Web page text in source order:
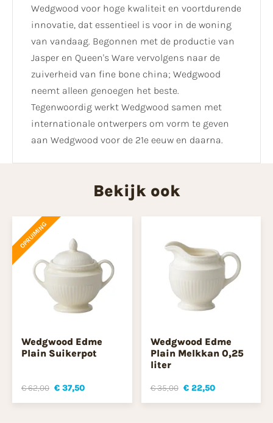
Wedgwood voor hoge kwaliteit en voortdurende
innovatie, dat essentieel is voor in de woning
van vandaag. Begonnen met de productie van
Jasper en Queen's Ware vervolgens naar de
zuiverheid van fine bone china; Wedgwood
neemt alleen genoegen het beste.
Tegenwoordig werkt Wedgwood samen met
internationale ontwerpers om vorm te geven
aan Wedgwood voor de 21e eeuw en daarna.
Bekijk ook
OPRUIMING
Wedgwood Edme
Plain Suikerpot
€ 62,00 € 37,50
Wedgwood Edme
Plain Melkkan 0,25
liter
€ 35,00 € 22,50